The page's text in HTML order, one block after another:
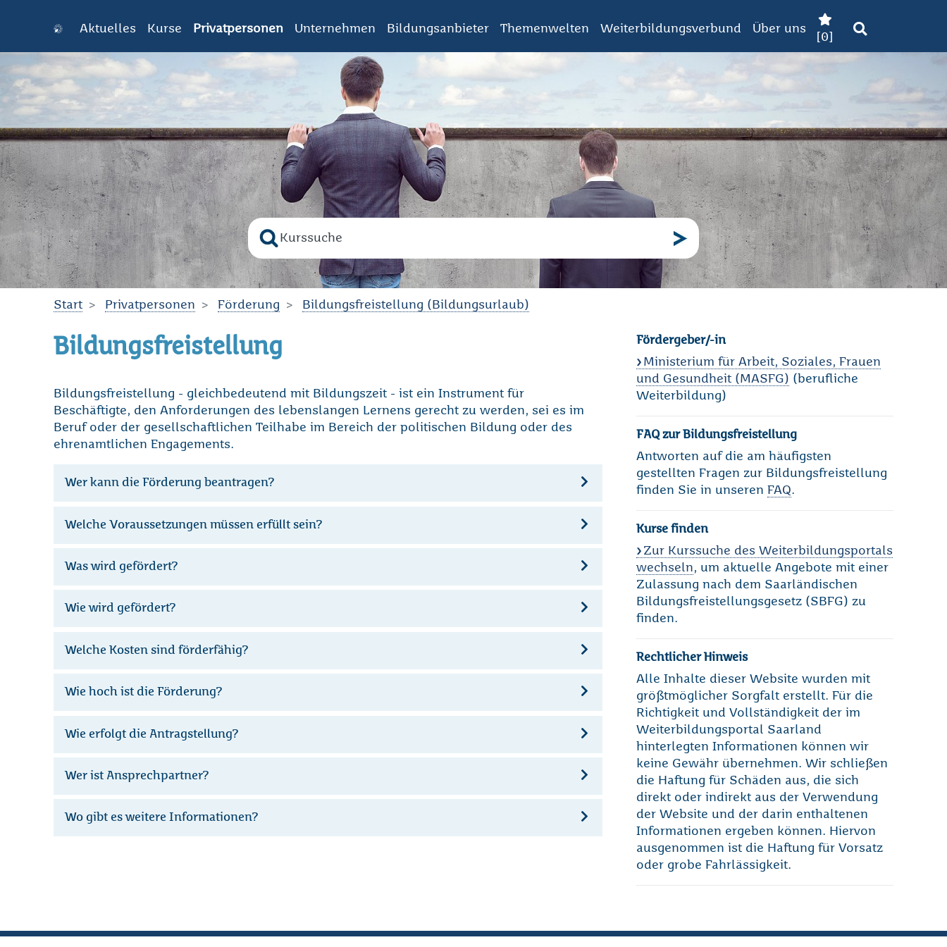
Zum Hauptinhalt springen
Aktuelles Kurse Privatpersonen Unternehmen Bildungsanbieter Themenwelten Weiterbildungsverbund Über uns
0
Suche nach
Bitte geben Sie den Suchbegriff ein!
Start Privatpersonen Förderung Bildungsfreistellung (Bildungsurlaub)
Bildungsfreistellung
Bildungsfreistellung - gleichbedeutend mit Bildungszeit - ist ein Instrument für
Beschäftigte, den Anforderungen des lebenslangen Lernens gerecht zu werden, sei es im
Beruf oder der gesellschaftlichen Teilhabe im Bereich der politischen Bildung oder des
ehrenamtlichen Engagements.
Wer kann die Förderung beantragen?
Welche Voraussetzungen müssen erfüllt sein?
Was wird gefördert?
Wie wird gefördert?
Welche Kosten sind förderfähig?
Wie hoch ist die Förderung?
Wie erfolgt die Antragstellung?
Wer ist Ansprechpartner?
Wo gibt es weitere Informationen?
Fördergeber/-in
Ministerium für Arbeit, Soziales, Frauen
und Gesundheit (MASFG) (berufliche
Weiterbildung)
FAQ zur Bildungsfreistellung
Antworten auf die am häufigsten
gestellten Fragen zur Bildungsfreistellung
finden Sie in unseren FAQ.
Kurse finden
Zur Kurssuche des Weiterbildungsportals
wechseln, um aktuelle Angebote mit einer
Zulassung nach dem Saarländischen
Bildungsfreistellungsgesetz (SBFG) zu
finden.
Rechtlicher Hinweis
Alle Inhalte dieser Website wurden mit
größtmöglicher Sorgfalt erstellt. Für die
Richtigkeit und Vollständigkeit der im
Weiterbildungsportal Saarland
hinterlegten Informationen können wir
keine Gewähr übernehmen. Wir schließen
die Haftung für Schäden aus, die sich
direkt oder indirekt aus der Verwendung
der Website und der darin enthaltenen
Informationen ergeben können. Hiervon
ausgenommen ist die Haftung für Vorsatz
oder grobe Fahrlässigkeit.